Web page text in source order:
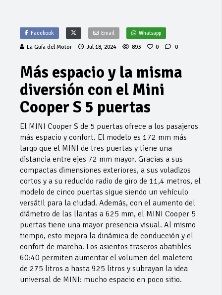
Facebook Email Whatsapp
La Guía del Motor Jul 18, 2024 893 0 0
Más espacio y la misma
diversión con el Mini
Cooper S 5 puertas
El MINI Cooper S de 5 puertas ofrece a los pasajeros
más espacio y confort. El modelo es 172 mm más
largo que el MINI de tres puertas y tiene una
distancia entre ejes 72 mm mayor. Gracias a sus
compactas dimensiones exteriores, a sus voladizos
cortos y a su reducido radio de giro de 11,4 metros, el
modelo de cinco puertas sigue siendo un vehículo
versátil para la ciudad. Además, con el aumento del
diámetro de las llantas a 625 mm, el MINI Cooper 5
puertas tiene una mayor presencia visual. Al mismo
tiempo, esto mejora la dinámica de conducción y el
confort de marcha. Los asientos traseros abatibles
60:40 permiten aumentar el volumen del maletero
de 275 litros a hasta 925 litros y subrayan la idea
universal de MINI: mucho espacio en poco sitio.